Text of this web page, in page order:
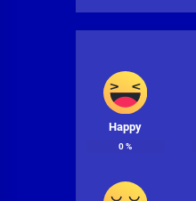
Happy
0%